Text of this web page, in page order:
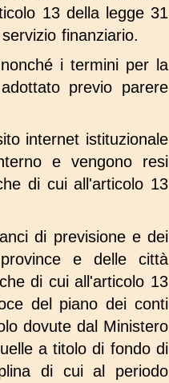
13 della legge 31
finanziario.
i termini per la
previo parere
internet istituzionale
e vengono resi
di cui all'articolo 13
di previsione e dei
e delle città
di cui all'articolo 13
del piano dei conti
dovute dal Ministero
a titolo di fondo di
di cui al periodo